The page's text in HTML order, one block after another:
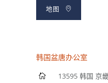
地图
韩国盆唐办公室
13595 韩国 京